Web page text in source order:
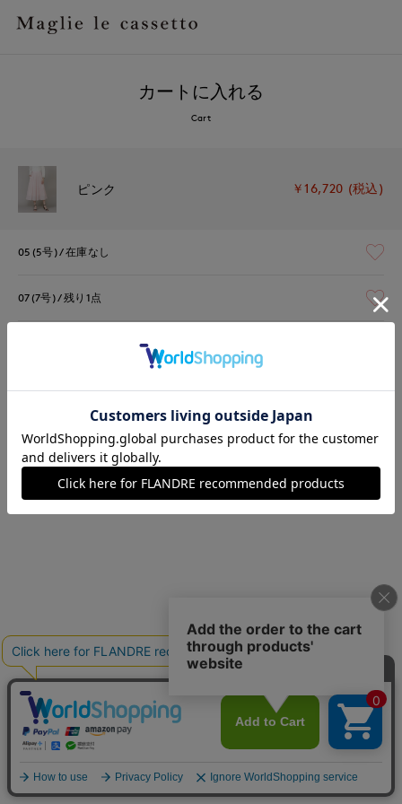
カートに入れる
Cart
ピンク ￥16,720 (税込)
05(5号) 在庫なし
07(7号) 残り1点
11(11号) 在庫なし